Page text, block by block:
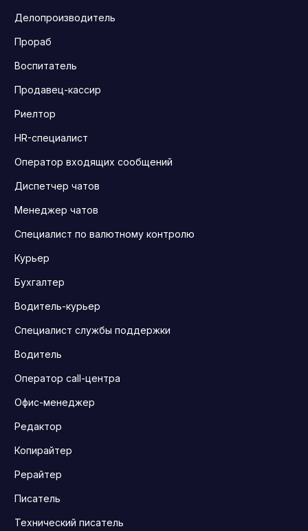
Делопроизводитель
Прораб
Воспитатель
Продавец-кассир
Риелтор
HR-специалист
Оператор входящих сообщений
Диспетчер чатов
Менеджер чатов
Специалист по валютному контролю
Курьер
Бухгалтер
Водитель-курьер
Специалист службы поддержки
Водитель
Оператор call-центра
Офис-менеджер
Редактор
Копирайтер
Рерайтер
Писатель
Технический писатель